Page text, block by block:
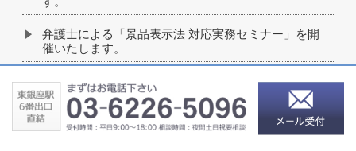
弁護士による「景品表示法 対応実務セミナー」を開
催いたします。
当事務所でこれまでに取り扱った解決事例（一部）を
公開しました。
すすき野住宅管理組合様「顧問先企業様の声」を追加